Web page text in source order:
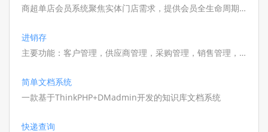
商超单店会员系统聚焦实体门店需求，提供会员全生命周期管
进销存
主要功能：客户管理，供应商管理，采购管理，销售管理，盘
手机端也可操作查看．
简单文档系统
一款基于ThinkPHP+DMadmin开发的知识库文档系统
快递查询